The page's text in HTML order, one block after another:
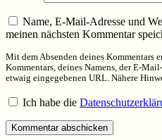
Name, E-Mail-Adresse und
meinen nächsten Kommentar
Mit dem Absenden deines Kommentars
Kommentars, deines Namens, der E-
etwaig eingegebenen URL. Nähere
Ich habe die